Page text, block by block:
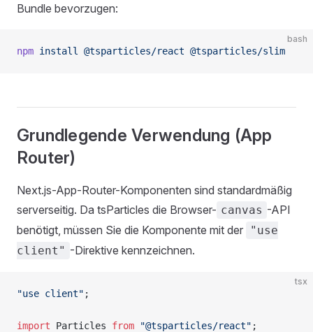
Bundle bevorzugen:
bash
npm install @tsparticles/react @tsparticles/slim
Grundlegende Verwendung (App
Router)
Next.js-App-Router-Komponenten sind standardmäßig
serverseitig. Da tsParticles die Browser- canvas -API
benötigt, müssen Sie die Komponente mit der
"use
client" -Direktive kennzeichnen.
tsx
"use client" ;
import Particles from "@tsparticles/react" ;